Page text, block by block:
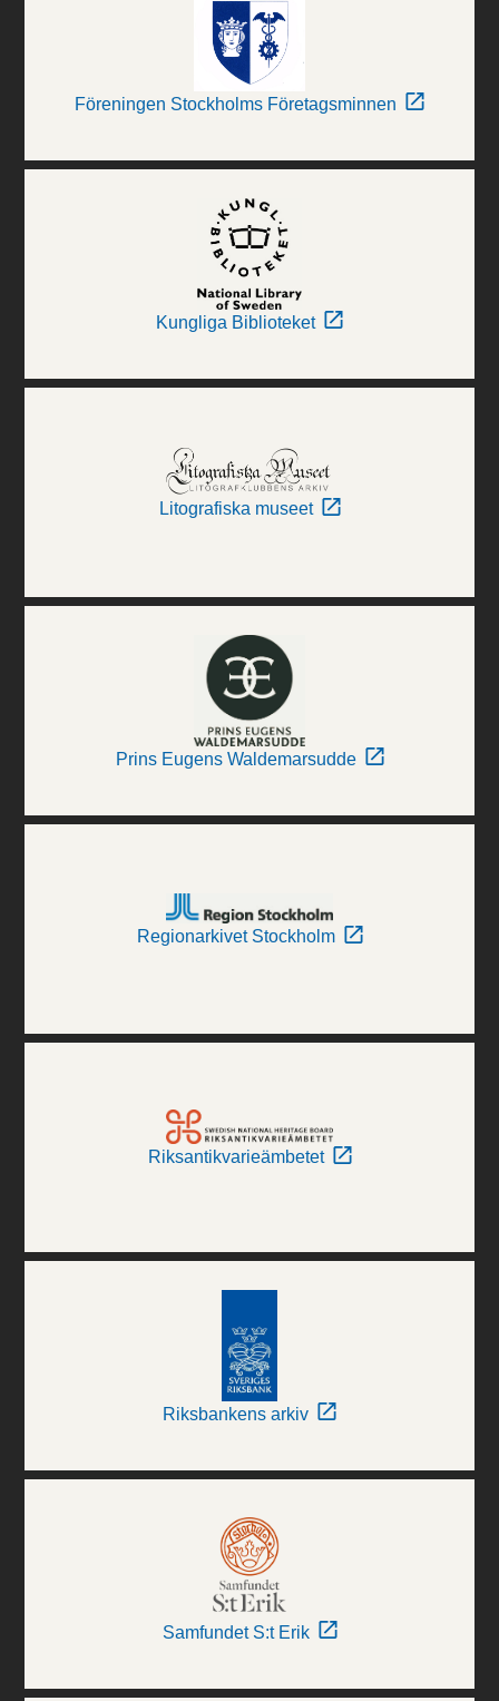
Föreningen Stockholms Företagsminnen
Kungliga Biblioteket
Litografiska museet
Prins Eugens Waldemarsudde
Regionarkivet Stockholm
Riksantikvarieämbetet
Riksbankens arkiv
Samfundet S:t Erik